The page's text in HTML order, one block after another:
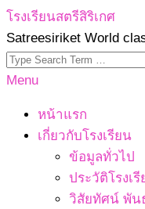
Skip
to
content
โรงเรียนสตรีสิริเกศ
Satreesiriket World
Search
Primary
Menu
Menu
หน้าแรก
เกี่ยวกับโรงเรียน
ข้อมูลทั่วไป
ประวัติโรงเ
วิสัยทัศน์ พัน